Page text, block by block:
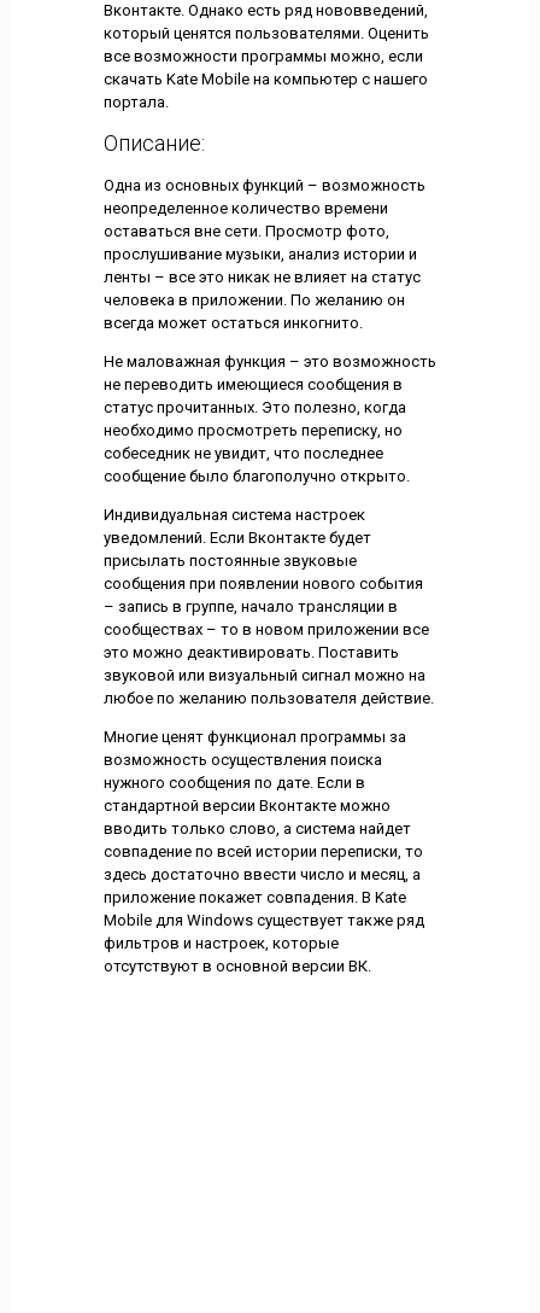
Вконтакте. Однако есть ряд нововведений,
который ценятся пользователями. Оценить
все возможности программы можно, если
скачать Kate Mobile на компьютер с нашего
портала.
Описание:
Одна из основных функций – возможность
неопределенное количество времени
оставаться вне сети. Просмотр фото,
прослушивание музыки, анализ истории и
ленты – все это никак не влияет на статус
человека в приложении. По желанию он
всегда может остаться инкогнито.
Не маловажная функция – это возможность
не переводить имеющиеся сообщения в
статус прочитанных. Это полезно, когда
необходимо просмотреть переписку, но
собеседник не увидит, что последнее
сообщение было благополучно открыто.
Индивидуальная система настроек
уведомлений. Если Вконтакте будет
присылать постоянные звуковые
сообщения при появлении нового события
– запись в группе, начало трансляции в
сообществах – то в новом приложении все
это можно деактивировать. Поставить
звуковой или визуальный сигнал можно на
любое по желанию пользователя действие.
Многие ценят функционал программы за
возможность осуществления поиска
нужного сообщения по дате. Если в
стандартной версии Вконтакте можно
вводить только слово, а система найдет
совпадение по всей истории переписки, то
здесь достаточно ввести число и месяц, а
приложение покажет совпадения. В Kate
Mobile для Windows существует также ряд
фильтров и настроек, которые
отсутствуют в основной версии ВК.